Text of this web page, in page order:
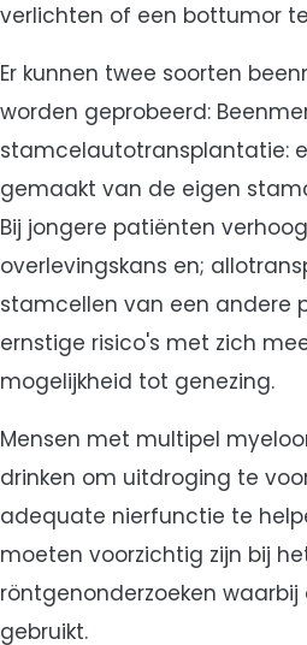
verlichten of een bottumor
Er kunnen twee soorten
worden geprobeerd:
stamcelautotransplantatie:
gemaakt van de eigen
Bij jongere patiënten
overlevingskans en;
stamcellen van een andere
ernstige risico's met zich
mogelijkheid tot genezing.
Mensen met multipel
drinken om uitdroging te
adequate nierfunctie te
moeten voorzichtig zijn bij
röntgenonderzoeken
gebruikt.